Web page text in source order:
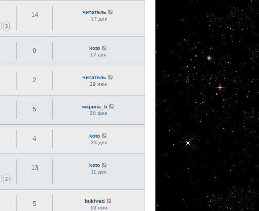
3
14
читатель
17 дек
0
koto
17 сен
2
читатель
29 июн
5
марина_b
20 фев
4
koto
23 дек
2
13
koto
11 дек
5
bukived
10 ноя